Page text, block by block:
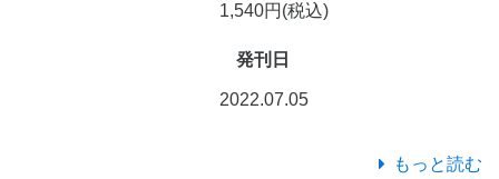
1,540円(税込)
発刊日
2022.07.05
もっと読む